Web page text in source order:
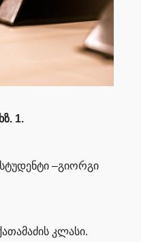
. 1.
–გიორგი
კლასი.